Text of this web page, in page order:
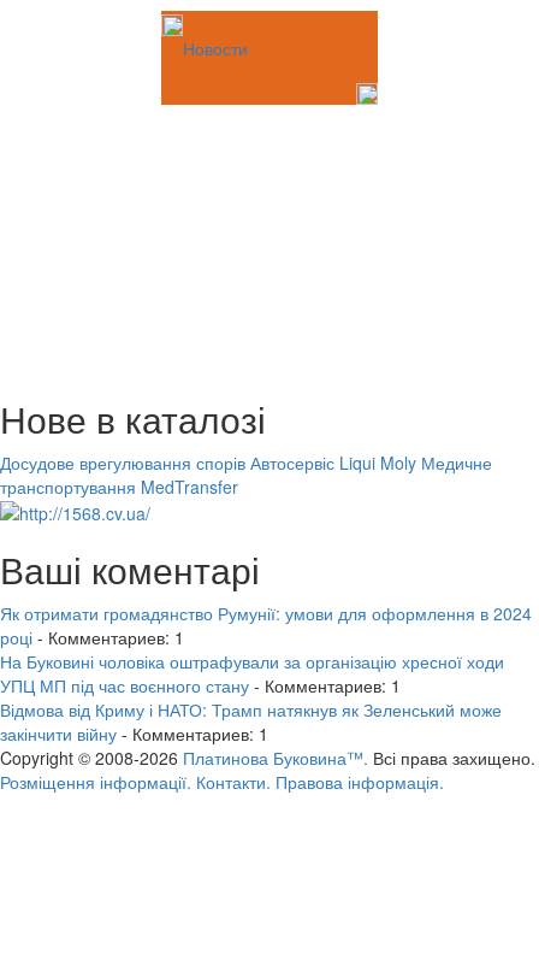
Новости
Нове в каталозі
Досудове врегулювання спорів Автосервіс Liqui Moly Медичне
транспортування MedTransfer
Ваші коментарі
Як отримати громадянство Румунії: умови для оформлення в 2024
році - Комментариев: 1
На Буковині чоловіка оштрафували за організацію хресної ходи
УПЦ МП під час воєнного стану - Комментариев: 1
Відмова від Криму і НАТО: Трамп натякнув як Зеленський може
закінчити війну - Комментариев: 1
Copyright © 2008-2026 Платинова Буковина™. Всі права захищено.
Розміщення інформації. Контакти. Правова інформація.